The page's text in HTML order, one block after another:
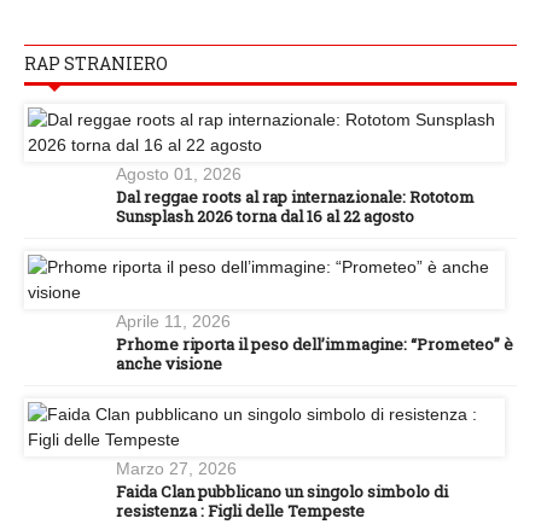
RAP STRANIERO
Agosto 01, 2026
Dal reggae roots al rap internazionale: Rototom
Sunsplash 2026 torna dal 16 al 22 agosto
Aprile 11, 2026
Prhome riporta il peso dell’immagine: “Prometeo” è
anche visione
Marzo 27, 2026
Faida Clan pubblicano un singolo simbolo di
resistenza : Figli delle Tempeste